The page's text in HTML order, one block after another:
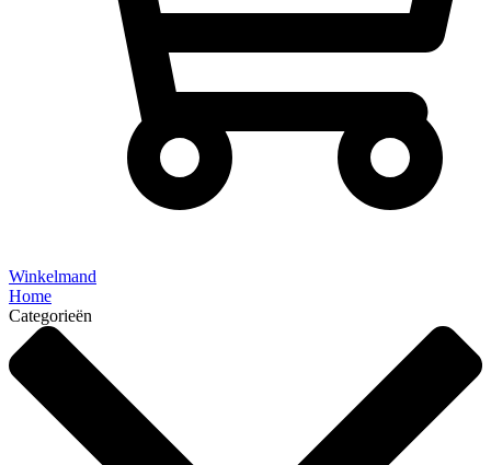
Winkelmand
Home
Categorieën